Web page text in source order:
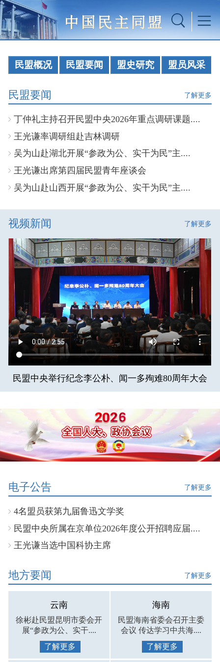
民盟概况 民盟要闻 盟史研究 盟员风采
民盟要闻 了解更多
丁仲礼主持召开民盟中央2026年重点调研课题....
王光谦率调研组赴吉林调研
吴为山赴湖北开展“参政为公、实干为民”主....
王光谦出席第四届民盟青年座谈会
吴为山赴山西开展“参政为公、实干为民”主....
视频新闻 了解更多
民盟中央举行纪念李公朴、闻一多殉难80周年大会
电子公告 了解更多
4名盟员获第九届鲁迅文学奖
民盟中央所属在京单位2026年度公开招聘应届....
王光谦当选中国科协主席
地方要闻 了解更多
云南
徐彬赴民盟昆明市委会开
展“参政为公、实干....
了解更多
海南
民盟海南省委会召开主委
会议 传达学习中共海....
了解更多